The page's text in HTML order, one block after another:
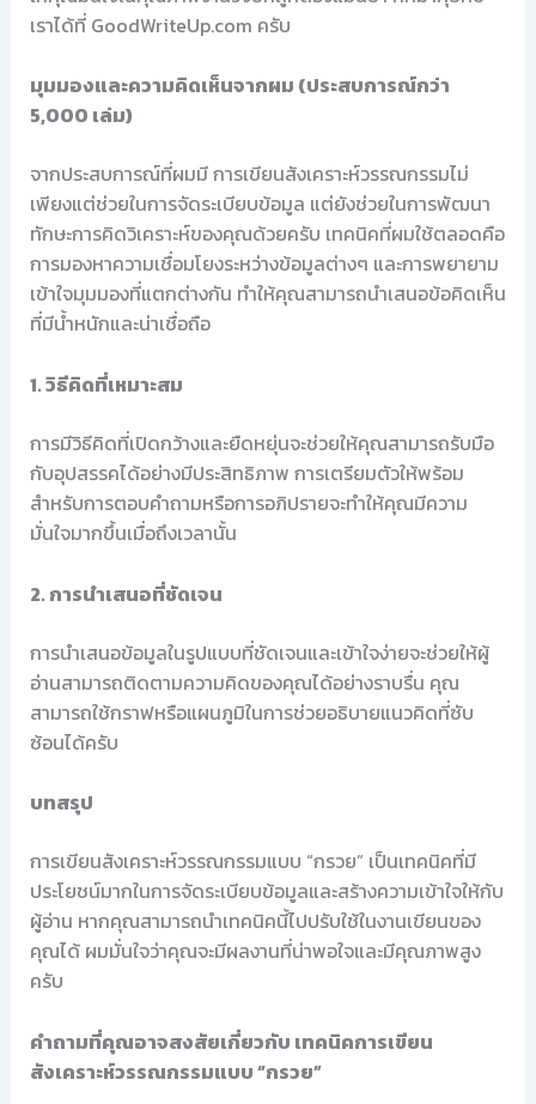
เราได้ที่ GoodWriteUp.com ครับ
มุมมองและความคิดเห็นจากผม (ประสบการณ์กว่า
5,000 เล่ม)
จากประสบการณ์ที่ผมมี การเขียนสังเคราะห์วรรณกรรมไม่
เพียงแต่ช่วยในการจัดระเบียบข้อมูล แต่ยังช่วยในการพัฒนา
ทักษะการคิดวิเคราะห์ของคุณด้วยครับ เทคนิคที่ผมใช้ตลอดคือ
การมองหาความเชื่อมโยงระหว่างข้อมูลต่างๆ และการพยายาม
เข้าใจมุมมองที่แตกต่างกัน ทำให้คุณสามารถนำเสนอข้อคิดเห็น
ที่มีน้ำหนักและน่าเชื่อถือ
1. วิธีคิดที่เหมาะสม
การมีวิธีคิดที่เปิดกว้างและยืดหยุ่นจะช่วยให้คุณสามารถรับมือ
กับอุปสรรคได้อย่างมีประสิทธิภาพ การเตรียมตัวให้พร้อม
สำหรับการตอบคำถามหรือการอภิปรายจะทำให้คุณมีความ
มั่นใจมากขึ้นเมื่อถึงเวลานั้น
2. การนำเสนอที่ชัดเจน
การนำเสนอข้อมูลในรูปแบบที่ชัดเจนและเข้าใจง่ายจะช่วยให้ผู้
อ่านสามารถติดตามความคิดของคุณได้อย่างราบรื่น คุณ
สามารถใช้กราฟหรือแผนภูมิในการช่วยอธิบายแนวคิดที่ซับ
ซ้อนได้ครับ
บทสรุป
การเขียนสังเคราะห์วรรณกรรมแบบ “กรวย” เป็นเทคนิคที่มี
ประโยชน์มากในการจัดระเบียบข้อมูลและสร้างความเข้าใจให้กับ
ผู้อ่าน หากคุณสามารถนำเทคนิคนี้ไปปรับใช้ในงานเขียนของ
คุณได้ ผมมั่นใจว่าคุณจะมีผลงานที่น่าพอใจและมีคุณภาพสูง
ครับ
คำถามที่คุณอาจสงสัยเกี่ยวกับ เทคนิคการเขียน
สังเคราะห์วรรณกรรมแบบ “กรวย”